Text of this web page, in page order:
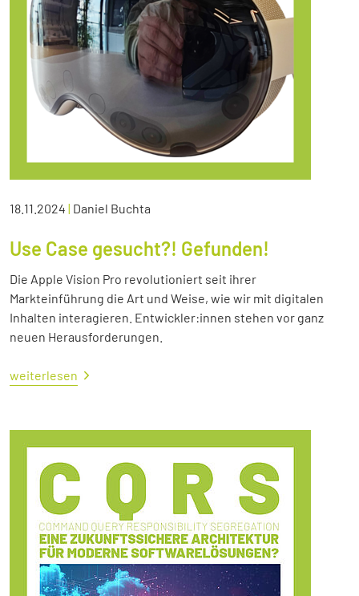
18.11.2024 | Daniel Buchta
Use Case gesucht?! Gefunden!
Die Apple Vision Pro revolutioniert seit ihrer
Markteinführung die Art und Weise, wie wir mit digitalen
Inhalten interagieren. Entwickler:innen stehen vor ganz
neuen Herausforderungen.
weiterlesen